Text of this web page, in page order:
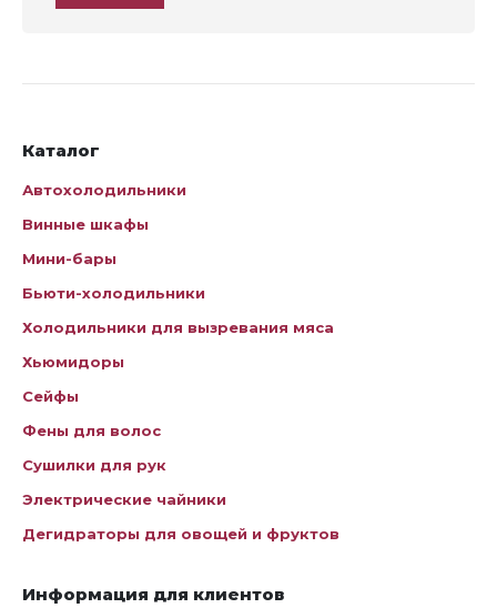
Каталог
Автохолодильники
Винные шкафы
Мини-бары
Бьюти-холодильники
Холодильники для вызревания мяса
Хьюмидоры
Сейфы
Фены для волос
Сушилки для рук
Электрические чайники
Дегидраторы для овощей и фруктов
Информация для клиентов